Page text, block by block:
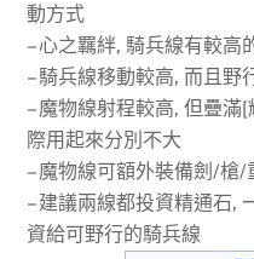
動方式
– 心之羈絆, 騎兵線有較高
– 騎兵線移動較高, 而且野
– 魔物線射程較高, 但疊
際用起來分別不大
– 魔物線可額外裝備劍/槍
– 建議兩線都投資精通石,
資給可野行的騎兵線